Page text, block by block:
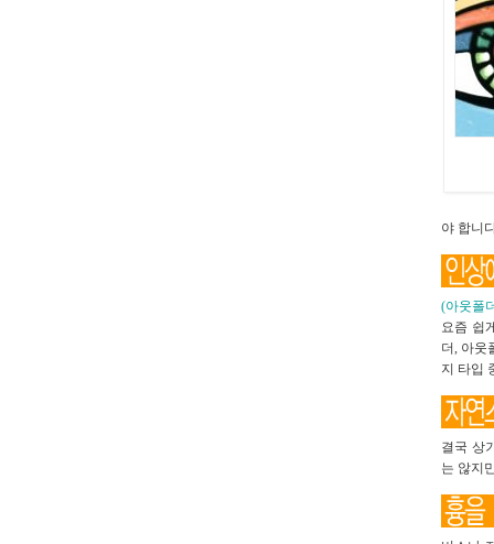
야 합니
(아웃폴
요즘 쉽
더, 아웃
지 타입
결국 상
는 않지